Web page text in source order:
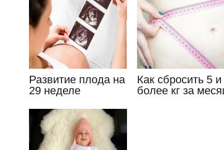
Развитие плода на
29 неделе
основные…
Как сбросить 5 и
более кг за